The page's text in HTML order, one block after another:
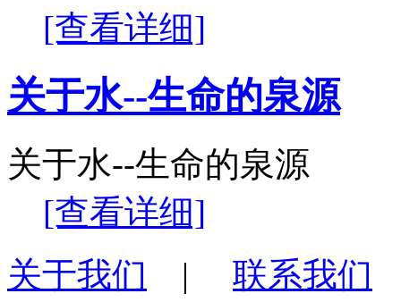
[查看详细]
关于水--生命的泉源
关于水--生命的泉源
[查看详细]
关于我们 | 联系我们